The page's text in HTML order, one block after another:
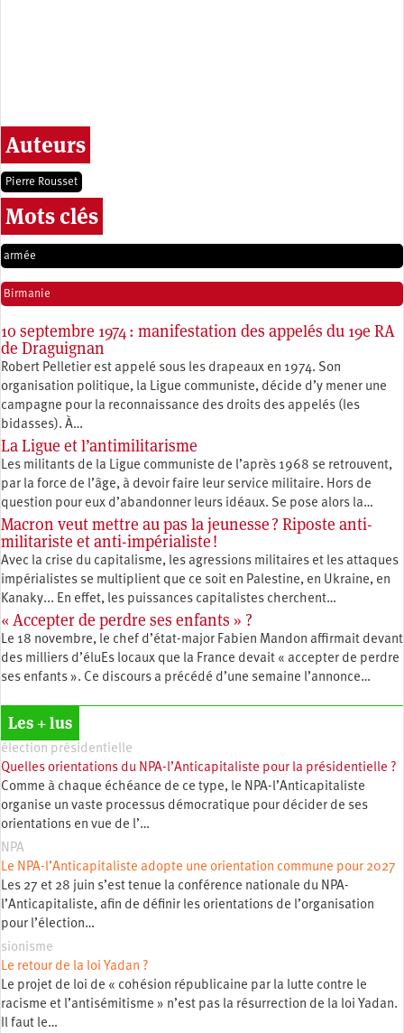
Auteurs
Pierre Rousset
Mots clés
armée
Birmanie
10 septembre 1974 : manifestation des appelés du 19e RA
de Draguignan
Robert Pelletier est appelé sous les drapeaux en 1974. Son
organisation politique, la Ligue communiste, décide d’y mener une
campagne pour la reconnaissance des droits des appelés (les
bidasses). À…
La Ligue et l’antimilitarisme
Les militants de la Ligue communiste de l’après 1968 se retrouvent,
par la force de l’âge, à devoir faire leur service militaire. Hors de
question pour eux d’abandonner leurs idéaux. Se pose alors la…
Macron veut mettre au pas la jeunesse ? Riposte anti-
militariste et anti-impérialiste !
Avec la crise du capitalisme, les agressions militaires et les attaques
impérialistes se multiplient que ce soit en Palestine, en Ukraine, en
Kanaky... En effet, les puissances capitalistes cherchent…
« Accepter de perdre ses enfants » ?
Le 18 novembre, le chef d’état-major Fabien Mandon affirmait devant
des milliers d’éluEs locaux que la France devait « accepter de perdre
ses enfants ». Ce discours a précédé d’une semaine l’annonce…
Les + lus
élection présidentielle
Quelles orientations du NPA-l’Anticapitaliste pour la présidentielle ?
Comme à chaque échéance de ce type, le NPA-l’Anticapitaliste
organise un vaste processus démocratique pour décider de ses
orientations en vue de l’…
NPA
Le NPA-l’Anticapitaliste adopte une orientation commune pour 2027
Les 27 et 28 juin s’est tenue la conférence nationale du NPA-
l’Anticapitaliste, afin de définir les orientations de l’organisation
pour l’élection…
sionisme
Le retour de la loi Yadan ?
Le projet de loi de « cohésion républicaine par la lutte contre le
racisme et l’antisémitisme » n’est pas la résurrection de la loi Yadan.
Il faut le…